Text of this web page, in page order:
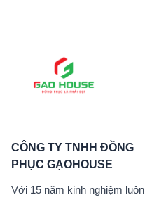
CÔNG TY TNHH ĐỒNG
PHỤC GẠOHOUSE
Với 15 năm kinh nghiệm luôn